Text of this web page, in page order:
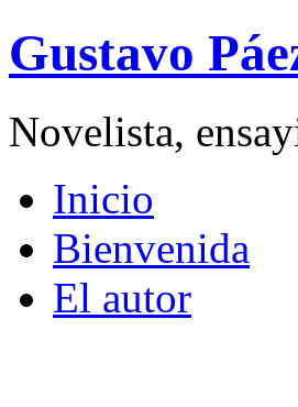
Gustavo
Novelista,
Inicio
Bienvenida
El autor